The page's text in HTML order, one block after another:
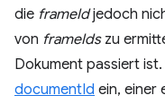
die frameIdjedoch
von frameIdszu
Dokument passiert
documentId ein, einer